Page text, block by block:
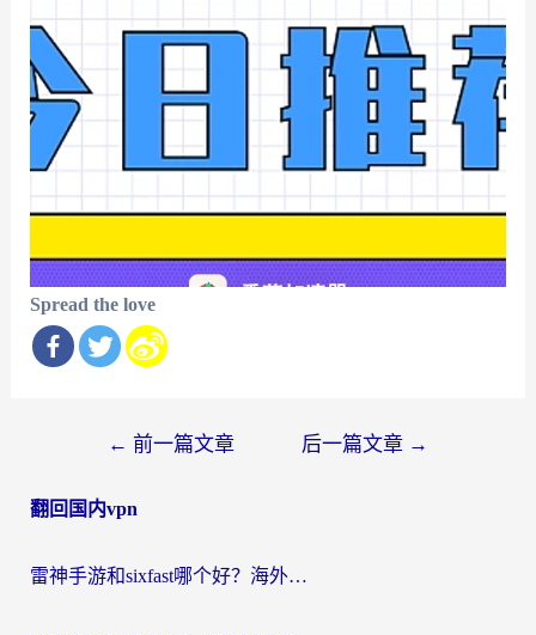
Spread the love
导
← 前一篇文章 后一篇文章 →
翻回国内vpn
雷神手游和sixfast哪个好？海外党亲测3款回国加速器，教你选对不踩坑